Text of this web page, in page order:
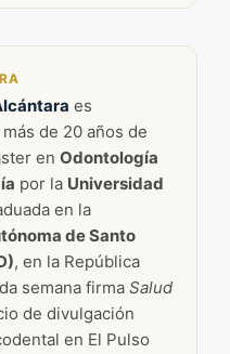
es
de 20 años de
en Odontología
por la Universidad
en la
de Santo
, en la República
semana firma Salud
de divulgación
en El Pulso